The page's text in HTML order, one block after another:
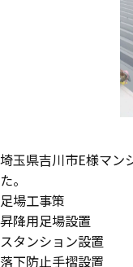
埼玉県吉川市E様マン
た。
足場工事策
昇降用足場設置
スタンション設置
落下防止手摺設置